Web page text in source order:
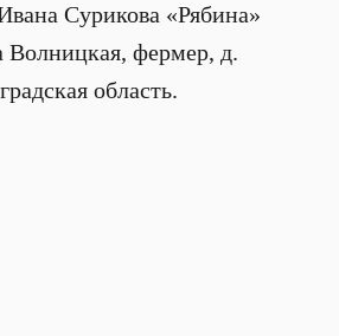
Сурикова «Рябина»
Волницкая, фермер, д.
область.